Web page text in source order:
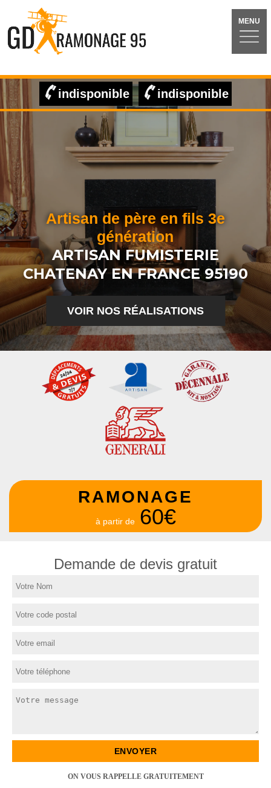
MENU
indisponible indisponible
Artisan de père en fils 3e
génération
ARTISAN FUMISTERIE
CHATENAY EN FRANCE 95190
VOIR NOS RÉALISATIONS
RAMONAGE
à partir de 60€
Demande de devis gratuit
ON VOUS RAPPELLE GRATUITEMENT